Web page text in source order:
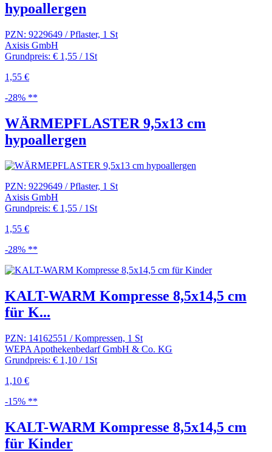
hypoallergen
PZN: 9229649 / Pflaster, 1 St
Axisis GmbH
Grundpreis: € 1,55 / 1St
1,55 €
-28% **
WÄRMEPFLASTER 9,5x13 cm
hypoallergen
PZN: 9229649 / Pflaster, 1 St
Axisis GmbH
Grundpreis: € 1,55 / 1St
1,55 €
-28% **
KALT-WARM Kompresse 8,5x14,5 cm
für K...
PZN: 14162551 / Kompressen, 1 St
WEPA Apothekenbedarf GmbH & Co. KG
Grundpreis: € 1,10 / 1St
1,10 €
-15% **
KALT-WARM Kompresse 8,5x14,5 cm
für Kinder